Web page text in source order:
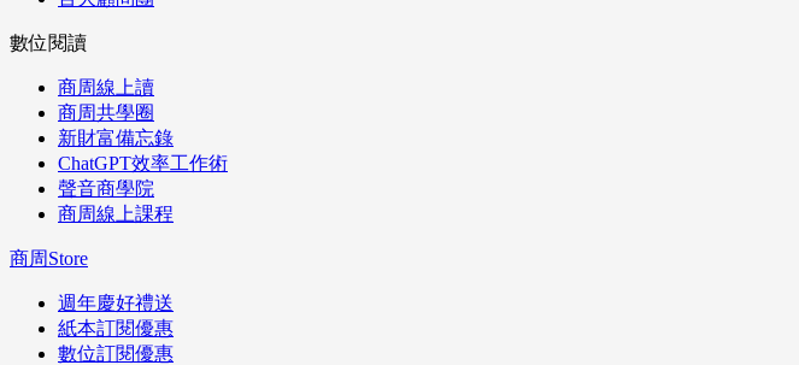
數位閱讀
商周線上讀
商周共學圈
新財富備忘錄
ChatGPT效率工作術
聲音商學院
商周線上課程
商周Store
週年慶好禮送
紙本訂閱優惠
數位訂閱優惠